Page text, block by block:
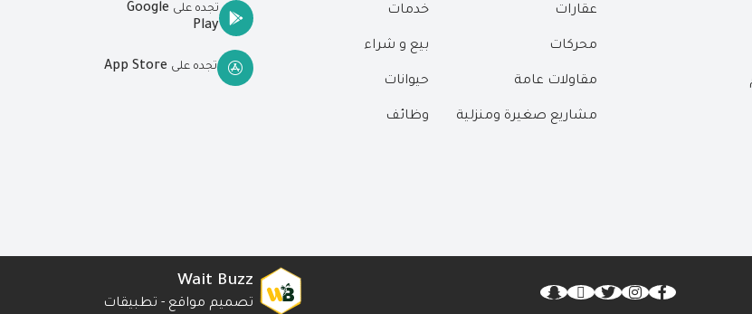
عقارات
محركات
مقاولات عامة
مشاريع صغيرة ومنزلية
خدمات
بيع و شراء
حيوانات
وظائف
تجده على Google
Play
تجده على App Store
Wait Buzz
تصميم مواقع - تطبيقات